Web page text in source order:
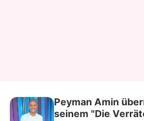
Peyman Amin
seinem "Die